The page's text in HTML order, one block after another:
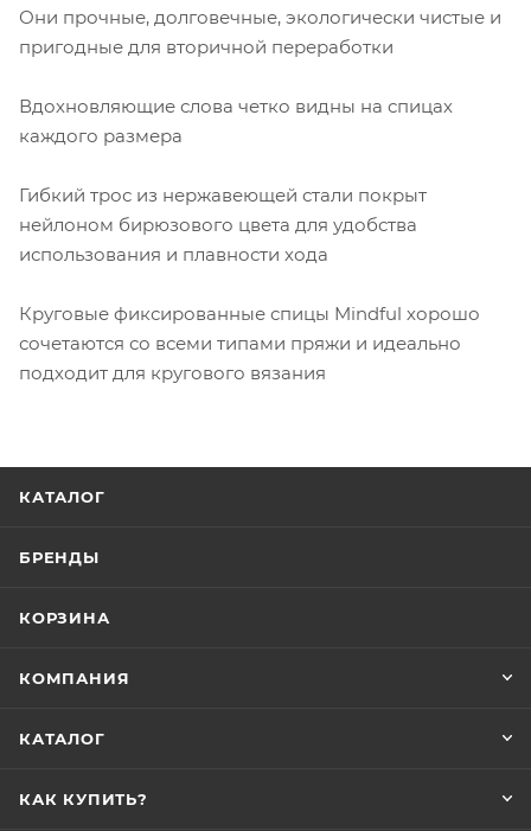
Они прочные, долговечные, экологически чистые и
пригодные для вторичной переработки
Вдохновляющие слова четко видны на спицах
каждого размера
Гибкий трос из нержавеющей стали покрыт
нейлоном бирюзового цвета для удобства
использования и плавности хода
Круговые фиксированные спицы Mindful хорошо
сочетаются со всеми типами пряжи и идеально
подходит для кругового вязания
КАТАЛОГ
БРЕНДЫ
КОРЗИНА
КОМПАНИЯ
КАТАЛОГ
КАК КУПИТЬ?